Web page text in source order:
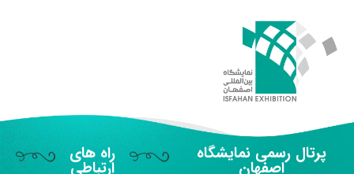
پرتال رسمی نمایشگاه
اصفهان
راه های
ارتباطی